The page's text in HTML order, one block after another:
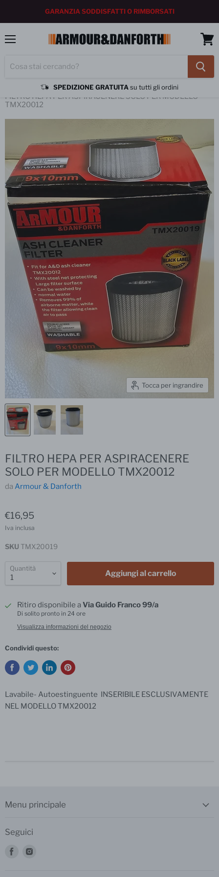
GARANZIA SODDISFATTI O RIMBORSATI
SPEDIZIONE GRATUITAsu tutti gli ordini
FILTRO HEPA PER ASPIRACENERE SOLO PER MODELLO
TMX20012
Tocca per ingrandire
FILTRO HEPA PER ASPIRACENERE
SOLO PER MODELLO TMX20012
da Armour & Danforth
€16,95
Iva inclusa
SKU TMX20019
Quantità
Aggiungi al carrello
Ritiro disponibile a Via Guido Franco 99/a
Di solito pronto in 24 ore
Visualizza informazioni del negozio
Condividi questo:
Lavabile- Autoestinguente INSERIBILE ESCLUSIVAMENTE
NEL MODELLO TMX20012
Menu principale
Seguici
Trovaci